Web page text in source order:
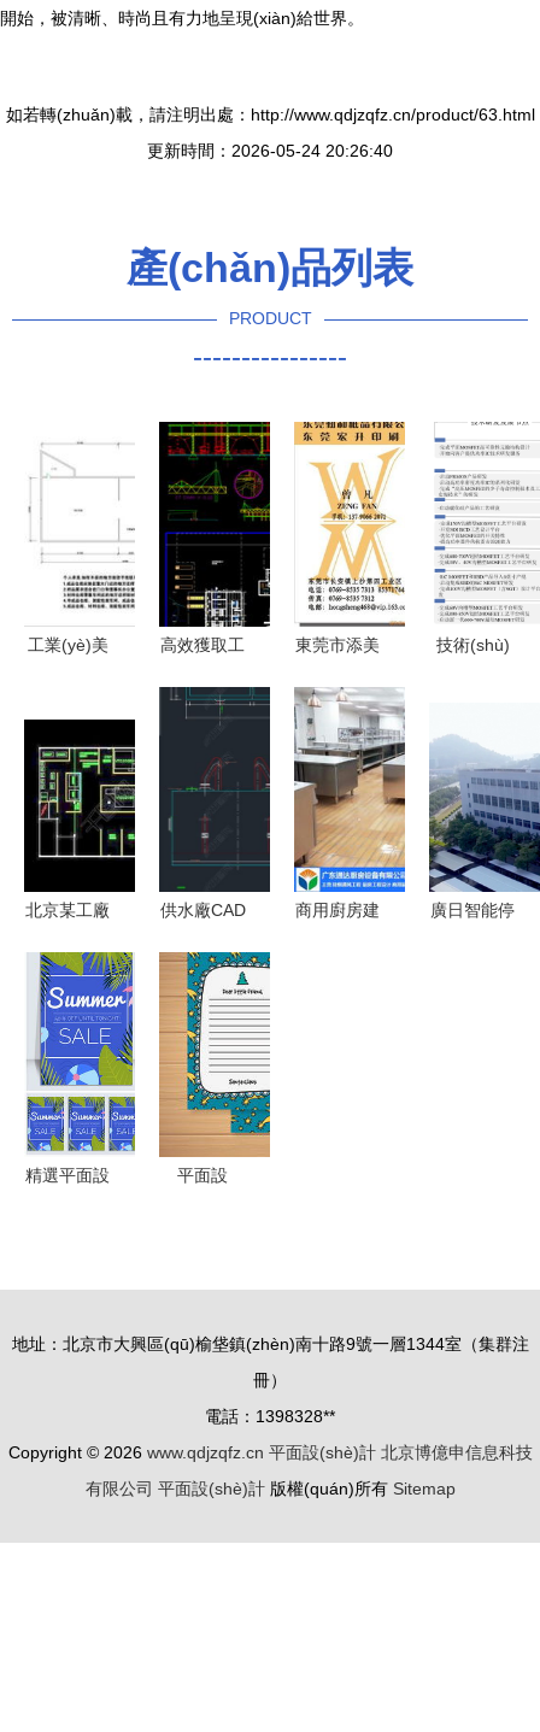
開始，被清晰、時尚且有力地呈現(xiàn)給世界。
如若轉(zhuǎn)載，請注明出處：http://www.qdjzqfz.cn/product/63.html
更新時間：2026-05-24 20:26:40
產(chǎn)品列表
PRODUCT
----------------
工業(yè)美
高效協(xié)
作的融合
工廠車間功
能區(qū)劃
分與辦公裝
修平面設
解析
高效獲取工
與平面設
(shè)計圖
的專業(yè)
指南
東莞市添美
(shè)計服
務(wù)與名
片印刷產
(chǎn)品全
覽
技術(shù)
鍇威特IPO
擬登陸科創
(chuàng)板
前景分析
北京某工廠
室內(nèi)設
(shè)計圖
免費獲取指
南 DWG格
式與編號
14682066
供水廠CAD
(shè)計平
面圖詳解與
資源獲取指
南
商用廚房建
廣日智能停
精選平面設
的終極指南
平面設
源泉與精品
地址：北京市大興區(qū)榆垡鎮(zhèn)南十路9號一層1344室（集群注
冊）
電話：1398328**
Copyright © 2026 www.qdjzqfz.cn 平面設(shè)計 北京博億申信息科技
有限公司 平面設(shè)計版權(quán)所有 Sitemap